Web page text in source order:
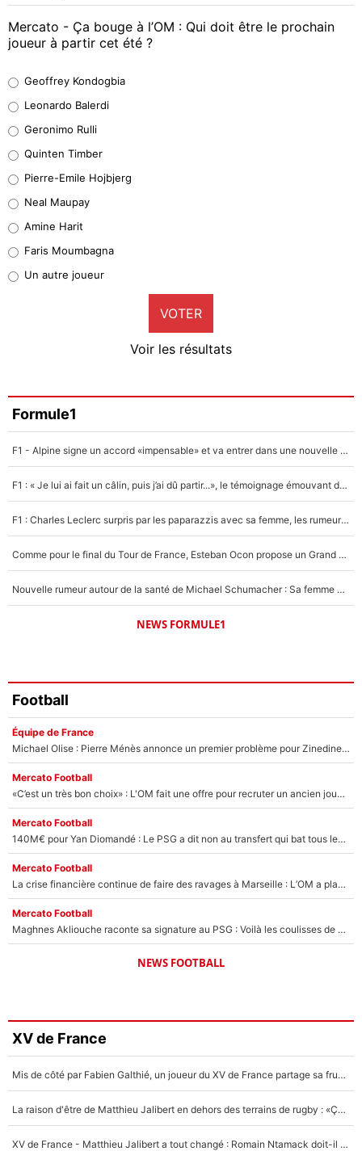
Mercato - Ça bouge à l’OM : Qui doit être le prochain
joueur à partir cet été ?
38%
32%
5%
1%
9%
Faris Moumbagna
5%
Un autre joueur
5%
Geoffrey Kondogbia
Leonardo Balerdi
Geronimo Rulli
Quinten Timber
Pierre-Emile Hojbjerg
Neal Maupay
Amine Harit
Faris Moumbagna
Un autre joueur
VOTER
Voir les résultats
Formule1
F1 - Alpine signe un accord «impensable» et va entrer dans une nouvelle dimension : Grande nouvelle pour Pierre Gasly !
F1 : « Je lui ai fait un câlin, puis j’ai dû partir...», le témoignage émouvant de Max Verstappen sur sa fille
F1 : Charles Leclerc surpris par les paparazzis avec sa femme, les rumeurs étaient vraies !
Comme pour le final du Tour de France, Esteban Ocon propose un Grand Prix de Formule 1 à Paris : «Autour de l’Arc de Triomphe, ce serait génial» !
Nouvelle rumeur autour de la santé de Michael Schumacher : Sa femme Corinna sort du silence
NEWS FORMULE1
Football
Équipe de France
Michael Olise : Pierre Ménès annonce un premier problème pour Zinedine Zidane en équipe de France
Mercato Football
«C’est un très bon choix» : L'OM fait une offre pour recruter un ancien joueur du PSG... et c'est validé dans l'After Foot !
Mercato Football
140M€ pour Yan Diomandé : Le PSG a dit non au transfert qui bat tous les records sur le mercato
Mercato Football
La crise financière continue de faire des ravages à Marseille : L’OM a placé 12 joueurs sur le marché des transferts… et ça pourrait lui rapporter près de 100M€ !
Mercato Football
Maghnes Akliouche raconte sa signature au PSG : Voilà les coulisses de son transfert de rêve à 50M€
NEWS FOOTBALL
XV de France
Mis de côté par Fabien Galthié, un joueur du XV de France partage sa frustration : «ils ne me l’ont pas dit tout de suite»
La raison d'être de Matthieu Jalibert en dehors des terrains de rugby : «Ça m'atteint autant que si tu touches à un membre de ma famille»
XV de France - Matthieu Jalibert a tout changé : Romain Ntamack doit-il s’inquiéter pour sa place à un an de la Coupe du monde ?